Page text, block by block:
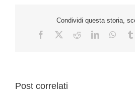
Condividi questa storia,
Facebook
TwitterRedditLinkedIn
Post correlati